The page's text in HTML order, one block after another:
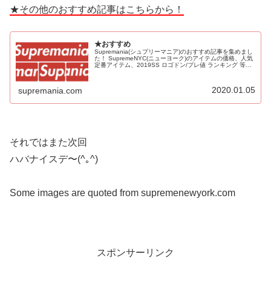
★その他のおすすめ記事はこちらから！
★おすすめ
Supremania(シュプリーマニア)のおすすめ記事を集めまし
た！ SupremeNYC(ニューヨーク)のアイテムの価格、人気
定番アイテム、2019SS ロゴドン/プレ値 ランキング 等！
supremania.com 2020.01.05
それではまた次回
ハバナイスデ〜(^｡^)
Some images are quoted from supremenewyork.com
スポンサーリンク